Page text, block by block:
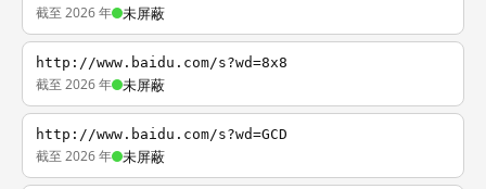
截至 2026 年 未屏蔽
http://www.baidu.com/s?wd=8x8
截至 2026 年 未屏蔽
http://www.baidu.com/s?wd=GCD
截至 2026 年 未屏蔽